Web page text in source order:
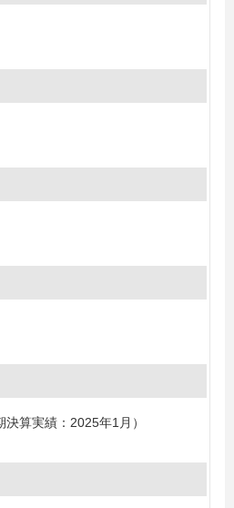
算実績：2025年1月）